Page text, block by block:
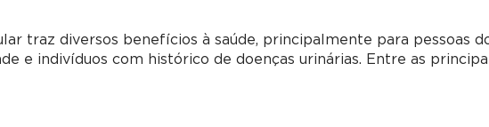
traz diversos benefícios à saúde, principalmente para pessoas
e indivíduos com histórico de doenças urinárias. Entre as